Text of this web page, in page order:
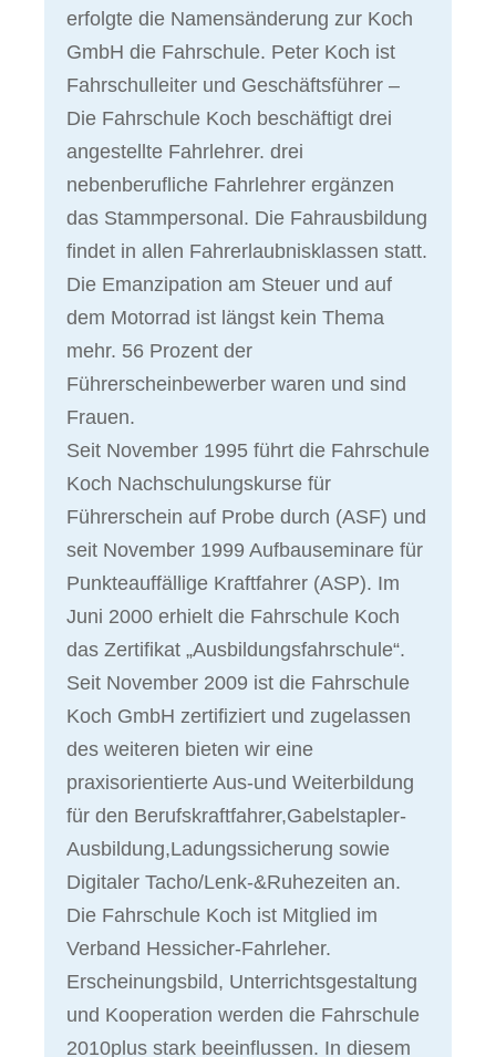
erfolgte die Namensänderung zur Koch
GmbH die Fahrschule. Peter Koch ist
Fahrschulleiter und Geschäftsführer –
Die Fahrschule Koch beschäftigt drei
angestellte Fahrlehrer. drei
nebenberufliche Fahrlehrer ergänzen
das Stammpersonal. Die Fahrausbildung
findet in allen Fahrerlaubnisklassen statt.
Die Emanzipation am Steuer und auf
dem Motorrad ist längst kein Thema
mehr. 56 Prozent der
Führerscheinbewerber waren und sind
Frauen.
Seit November 1995 führt die Fahrschule
Koch Nachschulungskurse für
Führerschein auf Probe durch (ASF) und
seit November 1999 Aufbauseminare für
Punkteauffällige Kraftfahrer (ASP). Im
Juni 2000 erhielt die Fahrschule Koch
das Zertifikat „Ausbildungsfahrschule“.
Seit November 2009 ist die Fahrschule
Koch GmbH zertifiziert und zugelassen
des weiteren bieten wir eine
praxisorientierte Aus-und Weiterbildung
für den Berufskraftfahrer,Gabelstapler-
Ausbildung,Ladungssicherung sowie
Digitaler Tacho/Lenk-&Ruhezeiten an.
Die Fahrschule Koch ist Mitglied im
Verband Hessicher-Fahrleher.
Erscheinungsbild, Unterrichtsgestaltung
und Kooperation werden die Fahrschule
2010plus stark beeinflussen. In diesem